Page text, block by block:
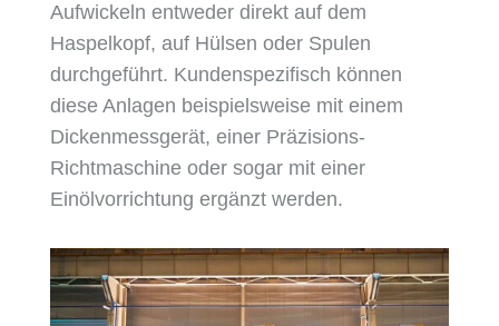
Aufwickeln entweder direkt auf dem
Haspelkopf, auf Hülsen oder Spulen
durchgeführt. Kundenspezifisch können
diese Anlagen beispielsweise mit einem
Dickenmessgerät, einer Präzisions-
Richtmaschine oder sogar mit einer
Einölvorrichtung ergänzt werden.